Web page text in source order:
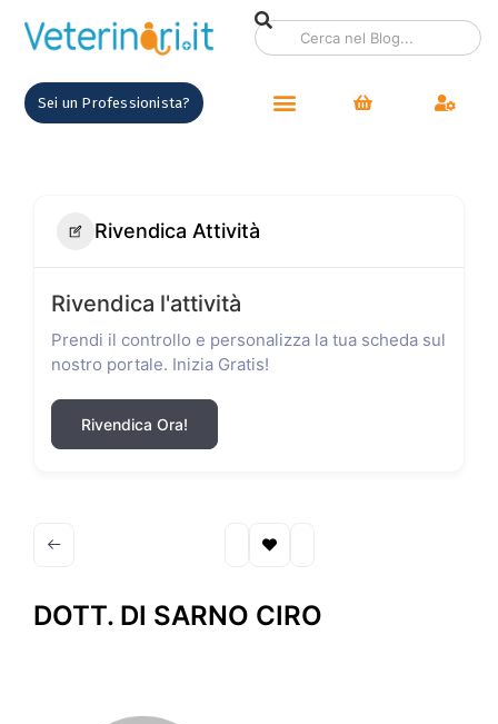
Sei un Professionista?
Rivendica Attività
Rivendica l'attività
Prendi il controllo e personalizza la tua scheda sul
nostro portale. Inizia Gratis!
Rivendica Ora!
DOTT. DI SARNO CIRO